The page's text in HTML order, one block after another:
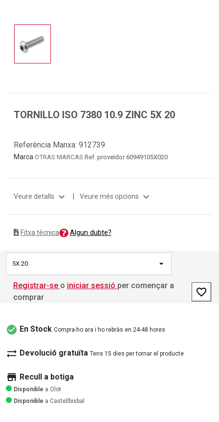
TORNILLO ISO 7380 10.9 ZINC 5X 20
Referència Manxa: 912739
Marca OTRAS MARCAS Ref. proveïdor 60949105X020
Veure detalls expand_more | Veure més opcions expand_more
Fitxa tècnica Algun dubte?
5X 20
Registrar-se o iniciar sessió per començar a
comprar
favorite_border
check_circle En Stock Compra-ho ara i ho rebràs en 24-48 hores
sync_alt Devolució gratuïta Tens 15 dies per tornar el producte
store Recull a botiga
Disponible a Olot
Disponible a Castellbisbal